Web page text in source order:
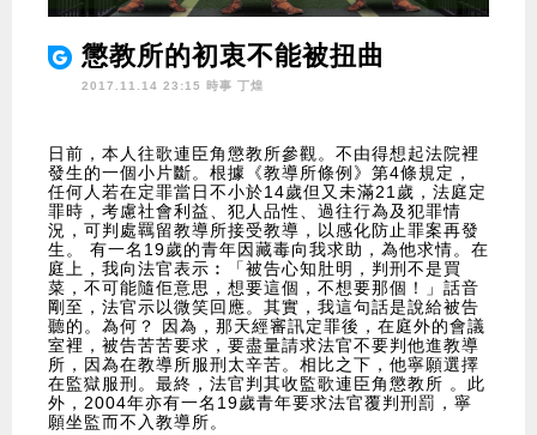
懲教所的初衷不能被扭曲
2017.11.14 23:15 時事 丁煌
日前，本人往歌連臣角懲教所參觀。不由得想起法院裡
發生的一個小片斷。根據《教導所條例》第4條規定，
任何人若在定罪當日不小於14歲但又未滿21歲，法庭定
罪時，考慮社會利益、犯人品性、過往行為及犯罪情
況，可判處羈留教導所接受教導，以感化防止罪案再發
生。 有一名19歲的青年因藏毒向我求助，為他求情。在
庭上，我向法官表示︰「被告心知肚明，判刑不是買
菜，不可能隨佢意思，想要這個，不想要那個！」話音
剛至，法官示以微笑回應。其實，我這句話是說給被告
聽的。為何？ 因為，那天經審訊定罪後，在庭外的會議
室裡，被告苦苦要求，要盡量請求法官不要判他進教導
所，因為在教導所服刑太辛苦。相比之下，他寧願選擇
在監獄服刑。最終，法官判其收監歌連臣角懲教所 。此
外，2004年亦有一名19歲青年要求法官覆判刑罰，寧
願坐監而不入教導所。